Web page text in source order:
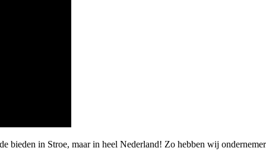
bieden in Stroe, maar in heel Nederland! Zo hebben wij